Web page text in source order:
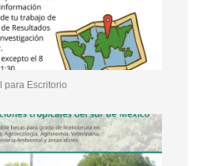
para Escritorio